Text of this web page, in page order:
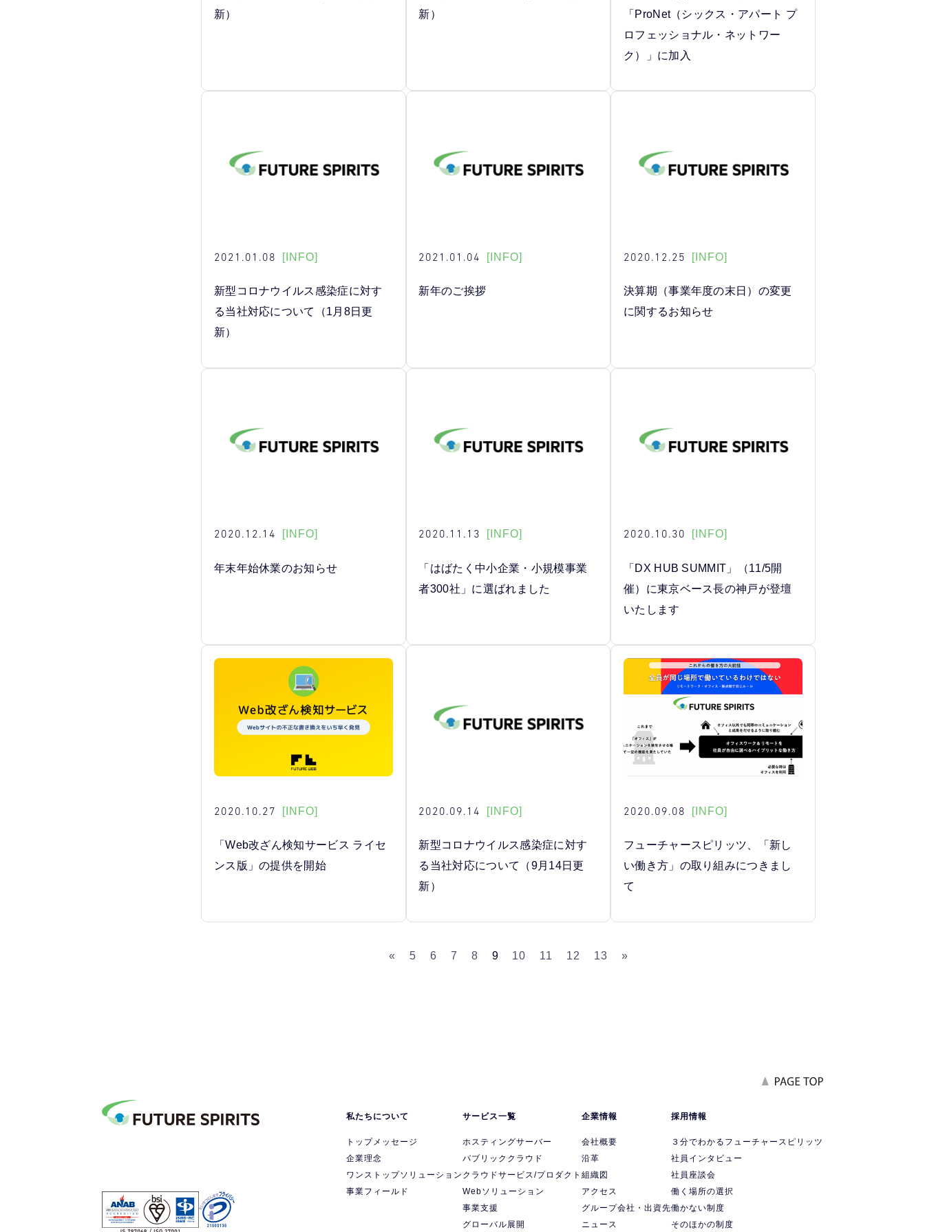
新）
新）
「ProNet（シックス・アパート プ
ロフェッショナル・ネットワー
ク）」に加入
2021.01.08 [INFO]
新型コロナウイルス感染症に対す
る当社対応について（1月8日更
新）
2021.01.04 [INFO]
新年のご挨拶
2020.12.25 [INFO]
決算期（事業年度の末日）の変更
に関するお知らせ
2020.12.14 [INFO]
年末年始休業のお知らせ
2020.11.13 [INFO]
「はばたく中小企業・小規模事業
者300社」に選ばれました
2020.10.30 [INFO]
「DX HUB SUMMIT」（11/5開
催）に東京ベース長の神戸が登壇
いたします
2020.10.27 [INFO]
「Web改ざん検知サービス ライセ
ンス版」の提供を開始
2020.09.14 [INFO]
新型コロナウイルス感染症に対す
る当社対応について（9月14日更
新）
2020.09.08 [INFO]
フューチャースピリッツ、「新し
い働き方」の取り組みにつきまし
て
« 5 6 7 8 9 10 11 12 13 »
私たちについて
トップメッセージ
企業理念
ワンストップソリューション
事業フィールド
サービス一覧
ホスティングサーバー
パブリッククラウド
クラウドサービス/プロダクト
Webソリューション
事業支援
グローバル展開
企業情報
会社概要
沿革
組織図
アクセス
グループ会社・出資先
ニュース
採用情報
３分でわかるフューチャースピリッツ
社員インタビュー
社員座談会
働く場所の選択
働かない制度
そのほかの制度